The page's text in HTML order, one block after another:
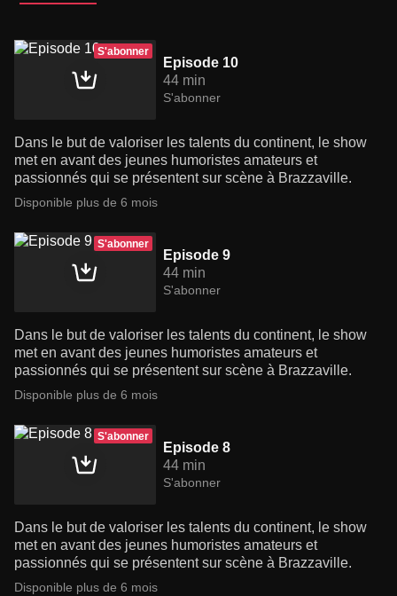
S'abonner
Episode 10
44 min
S'abonner
Dans le but de valoriser les talents du continent, le show
met en avant des jeunes humoristes amateurs et
passionnés qui se présentent sur scène à Brazzaville.
Disponible plus de 6 mois
S'abonner
Episode 9
44 min
S'abonner
Dans le but de valoriser les talents du continent, le show
met en avant des jeunes humoristes amateurs et
passionnés qui se présentent sur scène à Brazzaville.
Disponible plus de 6 mois
S'abonner
Episode 8
44 min
S'abonner
Dans le but de valoriser les talents du continent, le show
met en avant des jeunes humoristes amateurs et
passionnés qui se présentent sur scène à Brazzaville.
Disponible plus de 6 mois